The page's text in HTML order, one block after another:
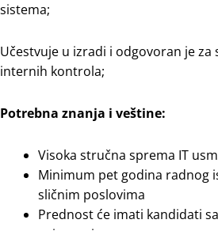
sistema;
Učestvuje u izradi i odgovoran je
internih kontrola;
Potrebna znanja i veštine:
Visoka stručna sprema IT
Minimum pet godina radnog
sličnim poslovima
Prednost će imati kandidati